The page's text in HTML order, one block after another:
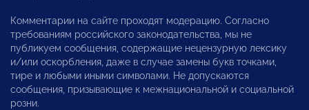
Комментарии на сайте проходят модерацию. Согласно
требованиям российского законодательства, мы не
публикуем сообщения, содержащие нецензурную лексику
и/или оскорбления, даже в случае замены букв точками,
тире и любыми иными символами. Не допускаются
сообщения, призывающие к межнациональной и социальной
розни.